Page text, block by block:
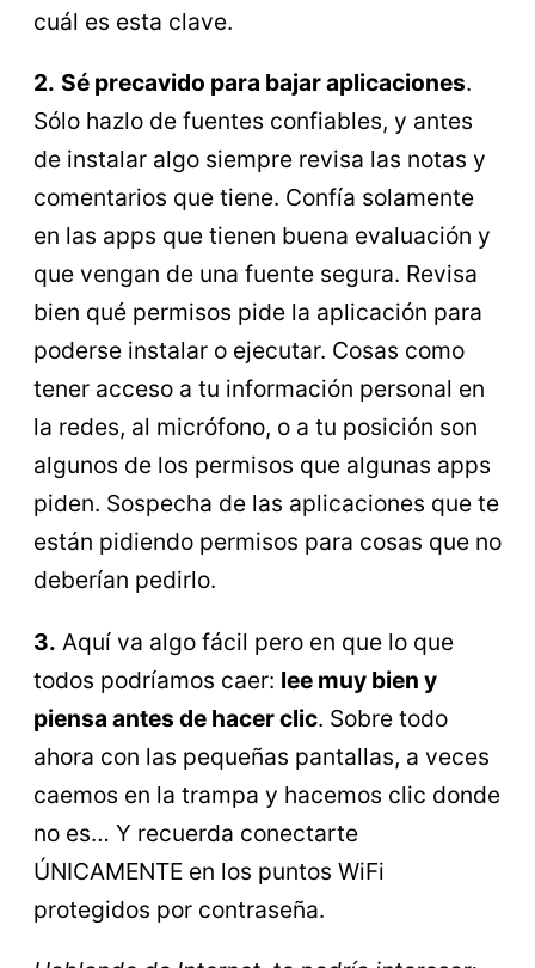
cuál es esta clave.
2. Sé precavido para bajar aplicaciones.
Sólo hazlo de fuentes confiables, y antes
de instalar algo siempre revisa las notas y
comentarios que tiene. Confía solamente
en las apps que tienen buena evaluación y
que vengan de una fuente segura. Revisa
bien qué permisos pide la aplicación para
poderse instalar o ejecutar. Cosas como
tener acceso a tu información personal en
la redes, al micrófono, o a tu posición son
algunos de los permisos que algunas apps
piden. Sospecha de las aplicaciones que te
están pidiendo permisos para cosas que no
deberían pedirlo.
3. Aquí va algo fácil pero en que lo que
todos podríamos caer: lee muy bien y
piensa antes de hacer clic. Sobre todo
ahora con las pequeñas pantallas, a veces
caemos en la trampa y hacemos clic donde
no es… Y recuerda conectarte
ÚNICAMENTE en los puntos WiFi
protegidos por contraseña.